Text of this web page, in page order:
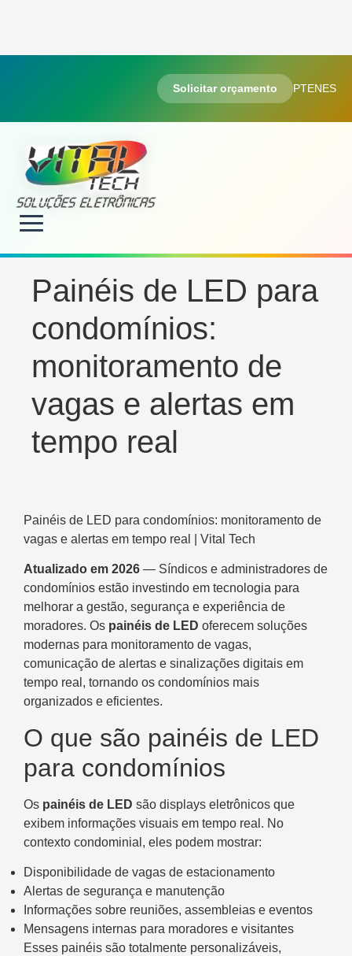
Solicitar orçamento PTENES
Painéis de LED para
condomínios:
monitoramento de
vagas e alertas em
tempo real
Painéis de LED para condomínios: monitoramento de
vagas e alertas em tempo real | Vital Tech
Atualizado em 2026 — Síndicos e administradores de
condomínios estão investindo em tecnologia para
melhorar a gestão, segurança e experiência de
moradores. Os painéis de LED oferecem soluções
modernas para monitoramento de vagas,
comunicação de alertas e sinalizações digitais em
tempo real, tornando os condomínios mais
organizados e eficientes.
O que são painéis de LED
para condomínios
Os painéis de LED são displays eletrônicos que
exibem informações visuais em tempo real. No
contexto condominial, eles podem mostrar:
Disponibilidade de vagas de estacionamento
Alertas de segurança e manutenção
Informações sobre reuniões, assembleias e eventos
Mensagens internas para moradores e visitantes
Esses painéis são totalmente personalizáveis,